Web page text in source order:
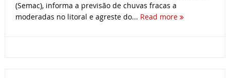
(Semac), informa a previsão de chuvas fracas a
moderadas no litoral e agreste do... Read more